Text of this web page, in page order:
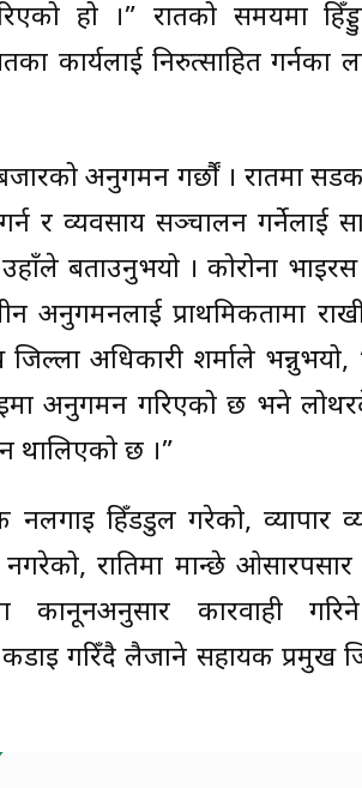
हो ।” रातको समयमा
कार्यलाई निरुत्साहित गर्नका
अनुगमन गर्छौं । रातमा
गर्न र व्यवसाय सञ्चालन गर्नेलाई
बताउनुभयो । कोरोना
अनुगमनलाई प्राथमिकतामा
अधिकारी शर्माले भन्नुभयो,
अनुगमन गरिएको छ भने
थालिएको छ ।”
हिँडडुल गरेको, व्यापार
रातिमा मान्छे ओसारपसार
कानूनअनुसार कारवाही
गरिँदै लैजाने सहायक प्रमुख